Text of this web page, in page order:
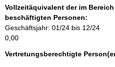
i
o
n
e
n
Vollzeitäquivalent der im
beschäftigten Personen:
Geschäftsjahr: 01/24 bis 12/24
0,00
Vertretungsberechtigte